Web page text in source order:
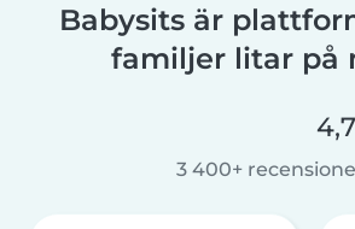
Babysits är
familjer litar på
3 400+